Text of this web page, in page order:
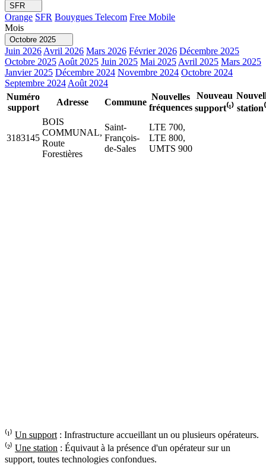
SFR
Orange SFR Bouygues Telecom Free Mobile
Mois
Octobre 2025
Juin 2026 Avril 2026 Mars 2026 Février 2026 Décembre 2025
Octobre 2025 Août 2025 Juin 2025 Mai 2025 Avril 2025 Mars 2025
Janvier 2025 Décembre 2024 Novembre 2024 Octobre 2024
Septembre 2024 Août 2024
Numéro
support
Adresse Commune
Nouvelles
fréquences
Nouveau
support⁽¹⁾
3183145
BOIS
COMMUNAL,
Route
Forestières
Saint-
François-
de-Sales
LTE 700,
LTE 800,
UMTS 900
⁽¹⁾ Un support : Infrastructure accueillant un ou plusieurs opérateurs.
⁽²⁾ Une station : Équivaut à la présence d'un opérateur sur un
support, toutes technologies confondues.